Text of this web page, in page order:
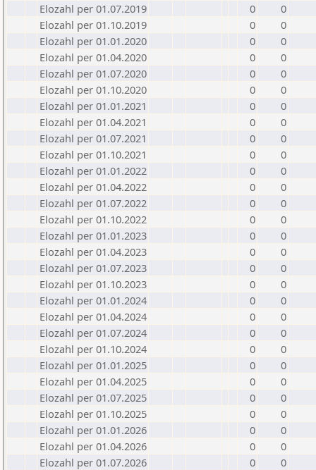
Elozahl per 01.07.2019
0
0
Elozahl per 01.10.2019
0
0
Elozahl per 01.01.2020
0
0
Elozahl per 01.04.2020
0
0
Elozahl per 01.07.2020
0
0
Elozahl per 01.10.2020
0
0
Elozahl per 01.01.2021
0
0
Elozahl per 01.04.2021
0
0
Elozahl per 01.07.2021
0
0
Elozahl per 01.10.2021
0
0
Elozahl per 01.01.2022
0
0
Elozahl per 01.04.2022
0
0
Elozahl per 01.07.2022
0
0
Elozahl per 01.10.2022
0
0
Elozahl per 01.01.2023
0
0
Elozahl per 01.04.2023
0
0
Elozahl per 01.07.2023
0
0
Elozahl per 01.10.2023
0
0
Elozahl per 01.01.2024
0
0
Elozahl per 01.04.2024
0
0
Elozahl per 01.07.2024
0
0
Elozahl per 01.10.2024
0
0
Elozahl per 01.01.2025
0
0
Elozahl per 01.04.2025
0
0
Elozahl per 01.07.2025
0
0
Elozahl per 01.10.2025
0
0
Elozahl per 01.01.2026
0
0
Elozahl per 01.04.2026
0
0
Elozahl per 01.07.2026
0
0